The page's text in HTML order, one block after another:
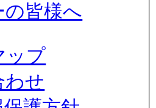
の皆様へ
ップ
わせ